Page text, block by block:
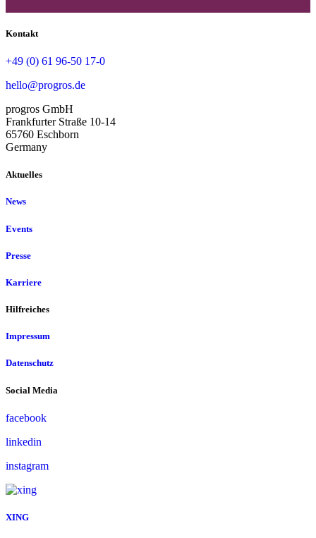
Kontakt
+49 (0) 61 96-50 17-0
hello@progros.de
progros GmbH
Frankfurter Straße 10-14
65760 Eschborn
Germany
Aktuelles
News
Events
Presse
Karriere
Hilfreiches
Impressum
Datenschutz
Social Media
facebook
linkedin
instagram
XING